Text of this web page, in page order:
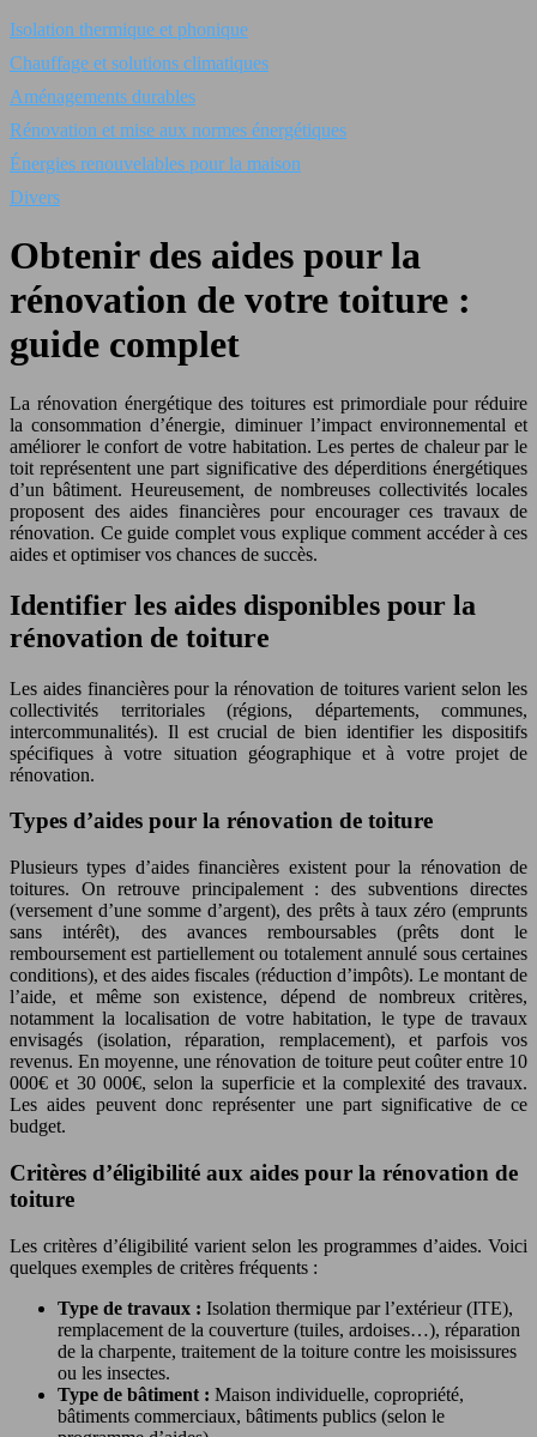
Isolation thermique et phonique
Chauffage et solutions climatiques
Aménagements durables
Rénovation et mise aux normes énergétiques
Énergies renouvelables pour la maison
Divers
Obtenir des aides pour la
rénovation de votre toiture :
guide complet
La rénovation énergétique des toitures est primordiale pour réduire
la consommation d’énergie, diminuer l’impact environnemental et
améliorer le confort de votre habitation. Les pertes de chaleur par le
toit représentent une part significative des déperditions énergétiques
d’un bâtiment. Heureusement, de nombreuses collectivités locales
proposent des aides financières pour encourager ces travaux de
rénovation. Ce guide complet vous explique comment accéder à ces
aides et optimiser vos chances de succès.
Identifier les aides disponibles pour la
rénovation de toiture
Les aides financières pour la rénovation de toitures varient selon les
collectivités territoriales (régions, départements, communes,
intercommunalités). Il est crucial de bien identifier les dispositifs
spécifiques à votre situation géographique et à votre projet de
rénovation.
Types d’aides pour la rénovation de toiture
Plusieurs types d’aides financières existent pour la rénovation de
toitures. On retrouve principalement : des subventions directes
(versement d’une somme d’argent), des prêts à taux zéro (emprunts
sans intérêt), des avances remboursables (prêts dont le
remboursement est partiellement ou totalement annulé sous certaines
conditions), et des aides fiscales (réduction d’impôts). Le montant de
l’aide, et même son existence, dépend de nombreux critères,
notamment la localisation de votre habitation, le type de travaux
envisagés (isolation, réparation, remplacement), et parfois vos
revenus. En moyenne, une rénovation de toiture peut coûter entre 10
000€ et 30 000€, selon la superficie et la complexité des travaux.
Les aides peuvent donc représenter une part significative de ce
budget.
Critères d’éligibilité aux aides pour la rénovation de
toiture
Les critères d’éligibilité varient selon les programmes d’aides. Voici
quelques exemples de critères fréquents :
Type de travaux : Isolation thermique par l’extérieur (ITE),
remplacement de la couverture (tuiles, ardoises…), réparation
de la charpente, traitement de la toiture contre les moisissures
ou les insectes.
Type de bâtiment : Maison individuelle, copropriété,
bâtiments commerciaux, bâtiments publics (selon le